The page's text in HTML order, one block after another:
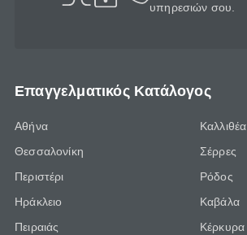
υπηρεσιών σου.
Επαγγελματικός Κατάλογος
Αθήνα
Θεσσαλονίκη
Περιστέρι
Ηράκλειο
Πειραιάς
Καλλιθέα
Σέρρες
Ρόδος
Καβάλα
Κέρκυρα